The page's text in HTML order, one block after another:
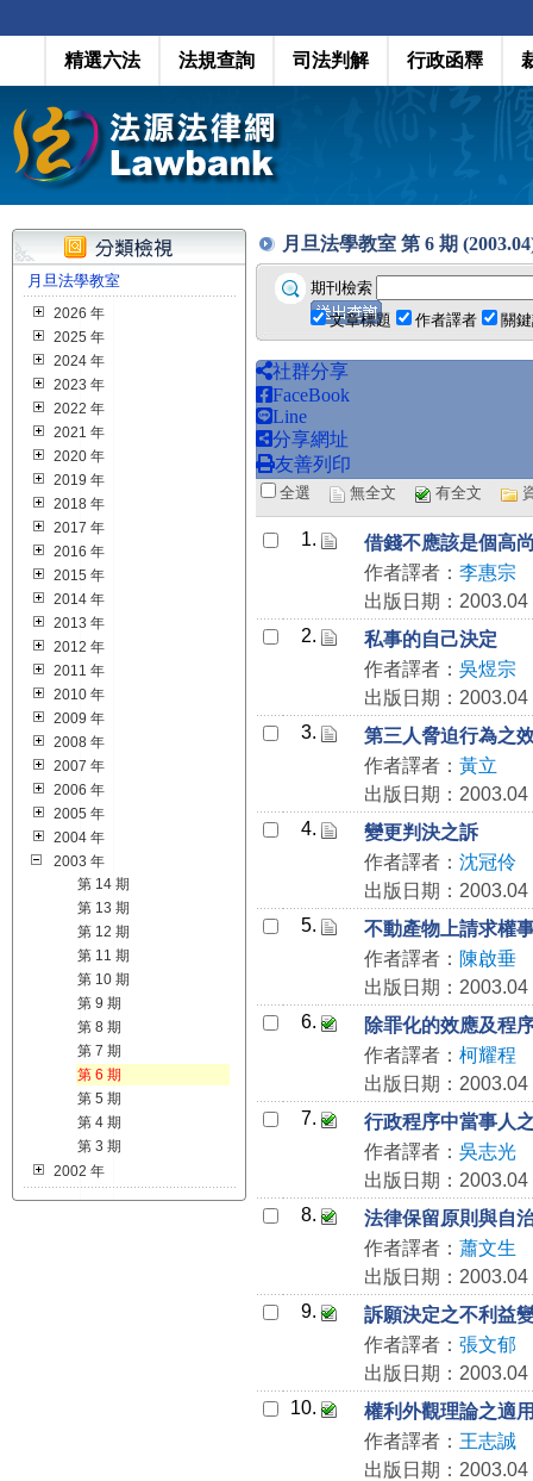
精選六法 法規查詢 司法判解 行政函釋
月旦法學教室
2026 年
2025 年
2024 年
2023 年
2022 年
2021 年
2020 年
2019 年
2018 年
2017 年
2016 年
2015 年
2014 年
2013 年
2012 年
2011 年
2010 年
2009 年
2008 年
2007 年
2006 年
2005 年
2004 年
2003 年
第 14 期
第 13 期
第 12 期
第 11 期
第 10 期
第 9 期
第 8 期
第 7 期
第 6 期
第 5 期
第 4 期
第 3 期
2002 年
月旦法學教室 第 6 期
期刊檢索
文章標題
作者譯者 關
社群分享
FaceBook
Line
分享網址
友善列印
全選 無全文 有全文
1.
借錢不應該是個高
作者譯者： 李惠宗
出版日期：2003.04
2.
私事的自己決定
作者譯者： 吳煜宗
出版日期：2003.04
3.
第三人脅迫行為之
作者譯者： 黃立
出版日期：2003.04
4.
變更判決之訴
作者譯者： 沈冠伶
出版日期：2003.04
5.
不動產物上請求權
作者譯者： 陳啟垂
出版日期：2003.04
6.
除罪化的效應及程
作者譯者： 柯耀程
出版日期：2003.04
7.
行政程序中當事人
作者譯者： 吳志光
出版日期：2003.04
8.
法律保留原則與自
作者譯者： 蕭文生
出版日期：2003.04
9.
訴願決定之不利益
作者譯者： 張文郁
出版日期：2003.04
10.
權利外觀理論之適
作者譯者： 王志誠
出版日期：2003.04